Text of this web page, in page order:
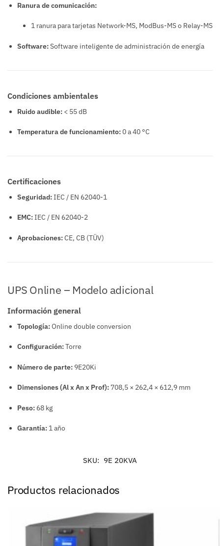
Ranura de comunicación:
1 ranura para tarjetas Network-MS, ModBus-MS o Relay-MS
Software:Software inteligente de administración de energía
Condiciones ambientales
Ruido audible: < 55 dB
Temperatura de funcionamiento:0 a 40 °C
Certificaciones
Seguridad:IEC / EN 62040-1
EMC:IEC / EN 62040-2
Aprobaciones:CE, CB (TÜV)
UPS Online – Modelo adicional
Información general
Topología:Online double conversion
Configuración:Torre
Número de parte: 9E20Ki
Dimensiones (Al x An x Prof): 708,5 × 262,4 × 612,9 mm
Peso: 68 kg
Garantía: 1 año
SKU: 9E 20KVA
Productos relacionados